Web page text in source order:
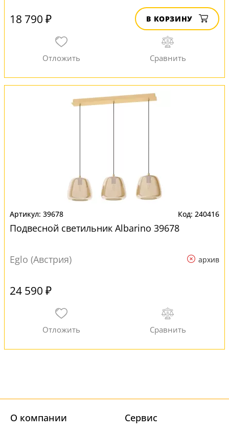
18 790 ₽ В КОРЗИНУ
39678 240416
Подвесной светильник Albarino 39678
Eglo (Австрия) архив
24 590 ₽
О компании Cервис